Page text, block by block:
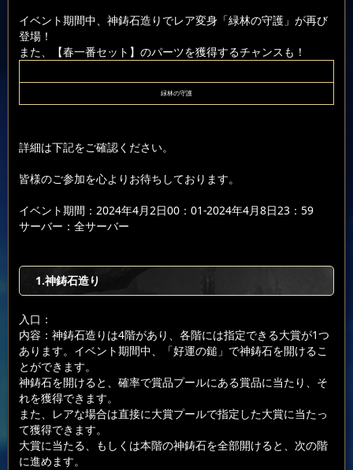
イベント期間中、神鋳石造りでレア変身「緑林の守護」が再び
登場！
また、【春一番セット】のパーツを獲得するチャンスも！
緑林の守護
詳細は下記をご確認ください。
皆様のご参加を心よりお待ちしております。
イベント期間：2024年4月2日00：01-2024年4月8日23：59
サーバー：全サーバー
1.神鋳石造り
入口：
内容：神鋳石造りは4階があり、各階には指定できる大賞が1つ
あります。イベント期間中、「好運の鎚」で神鋳石を開けるこ
とができます。
神鋳石を開けると、確率で賞品プールにある賞品に当たり、そ
れを獲得できます。
また、レアな場合は直接に大賞プールで指定した大賞に当たっ
て獲得できます。
大賞に当たる、もしくは本階の神鋳石を全部開けると、次の階
に進めます。